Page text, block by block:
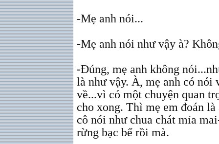
-Mẹ anh nói...
-Mẹ anh nói như vậy à?
-Đúng, mẹ anh không
là như vậy. À, mẹ anh có nói
về...vì có một chuyện quan
cho xong. Thì mẹ em đoán
cô nói như chua chát mỉa
rừng bạc bể rồi mà.